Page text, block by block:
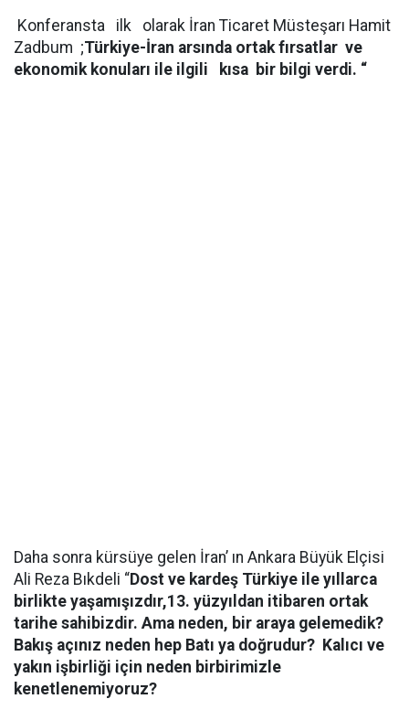
Konferansta ilk olarak İran Ticaret Müsteşarı Hamit
Zadbum ;Türkiye-İran arsında ortak fırsatlar ve
ekonomik konuları ile ilgili kısa bir bilgi verdi. “
Daha sonra kürsüye gelen İran’ ın Ankara Büyük Elçisi
Ali Reza Bıkdeli “Dost ve kardeş Türkiye ile yıllarca
birlikte yaşamışızdır,13. yüzyıldan itibaren ortak
tarihe sahibizdir. Ama neden, bir araya gelemedik?
Bakış açınız neden hep Batı ya doğrudur? Kalıcı ve
yakın işbirliği için neden birbirimizle
kenetlenemiyoruz?